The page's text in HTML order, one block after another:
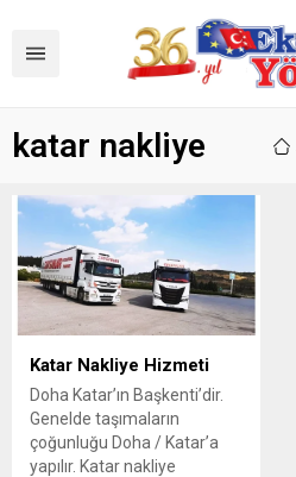
katar nakliye
Katar Nakliye Hizmeti
Doha Katar’ın Başkenti’dir.
Genelde taşımaların
çoğunluğu Doha / Katar’a
yapılır. Katar nakliye